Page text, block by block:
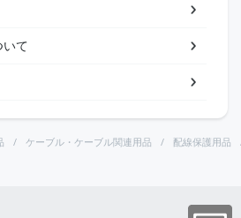
て
ケーブル・ケーブル関連用品 配線保護用品